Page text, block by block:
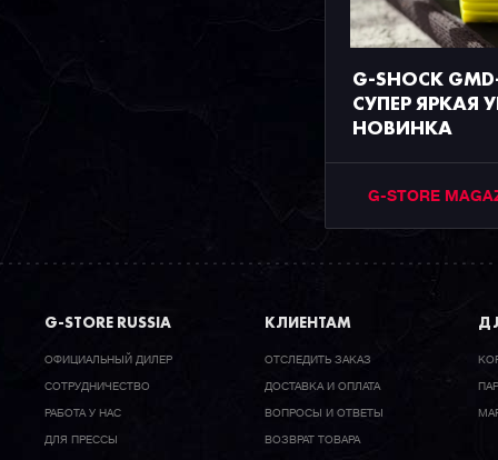
G-SHOCK
СУПЕР ЯРКАЯ
НОВИНКА
G-STORE
G-STORE RUSSIA
ОФИЦИАЛЬНЫЙ ДИЛЕР
CОТРУДНИЧЕСТВО
РАБОТА У НАС
ДЛЯ ПРЕССЫ
КЛИЕНТАМ
ОТСЛЕДИТЬ ЗАКАЗ
ДОСТАВКА И ОПЛАТА
ВОПРОСЫ И ОТВЕТЫ
ВОЗВРАТ ТОВАРА